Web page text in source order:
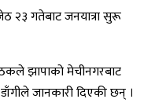
जेठ २३ गतेबाट जनयात्रा सुरू
झापाको मेचीनगरबाट
जानकारी दिएकी छन् ।